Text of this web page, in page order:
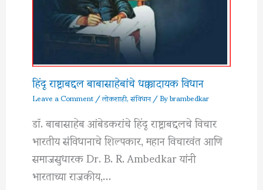
हिंदू राष्ट्राबद्दल बाबासाहेबांचे धक्कादायक विधान
Leave a Comment/लोकशाही,संविधान/ Bybrambedkar
डॉ. बाबासाहेब आंबेडकरांचे हिंदू राष्ट्राबद्दलचे विचार
भारतीय संविधानाचे शिल्पकार, महान विचारवंत आणि
समाजसुधारक Dr. B. R. Ambedkar यांनी
भारताच्या राजकीय,…